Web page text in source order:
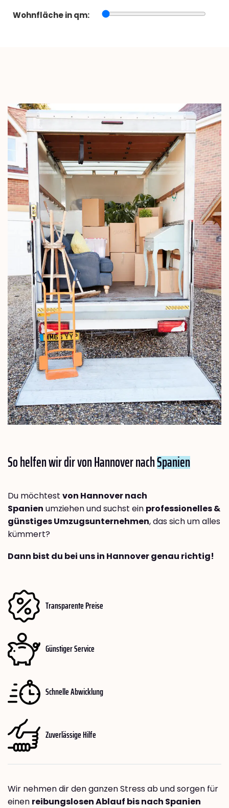
Wohnfläche in qm:
So helfen wir dir von Hannover nachSpanien
Du möchtest von Hannover nach
Spanien umziehen und suchst ein professionelles &
günstiges Umzugsunternehmen, das sich um alles
kümmert?
Dann bist du bei uns in Hannover genau richtig!
Transparente Preise
Günstiger Service
Schnelle Abwicklung
Zuverlässige Hilfe
Wir nehmen dir den ganzen Stress ab und sorgen für
einen reibungslosen Ablauf bis nach Spanien